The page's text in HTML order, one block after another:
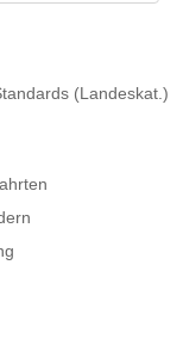
(Landeskat.)